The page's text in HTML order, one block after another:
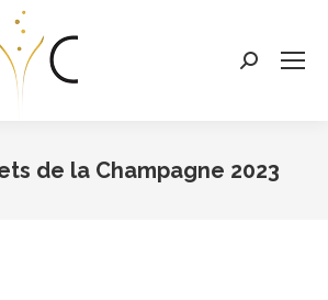
Search:
de la Champagne 2023